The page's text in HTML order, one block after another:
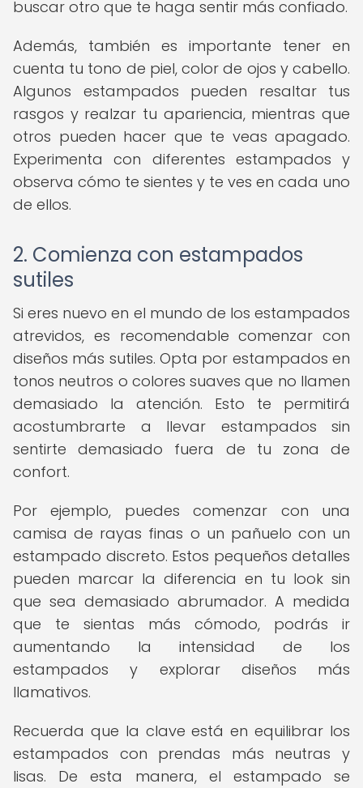
buscar otro que te haga sentir más confiado.
Además, también es importante tener en
cuenta tu tono de piel, color de ojos y cabello.
Algunos estampados pueden resaltar tus
rasgos y realzar tu apariencia, mientras que
otros pueden hacer que te veas apagado.
Experimenta con diferentes estampados y
observa cómo te sientes y te ves en cada uno
de ellos.
2. Comienza con estampados
sutiles
Si eres nuevo en el mundo de los estampados
atrevidos, es recomendable comenzar con
diseños más sutiles. Opta por estampados en
tonos neutros o colores suaves que no llamen
demasiado la atención. Esto te permitirá
acostumbrarte a llevar estampados sin
sentirte demasiado fuera de tu zona de
confort.
Por ejemplo, puedes comenzar con una
camisa de rayas finas o un pañuelo con un
estampado discreto. Estos pequeños detalles
pueden marcar la diferencia en tu look sin
que sea demasiado abrumador. A medida
que te sientas más cómodo, podrás ir
aumentando la intensidad de los
estampados y explorar diseños más
llamativos.
Recuerda que la clave está en equilibrar los
estampados con prendas más neutras y
lisas. De esta manera, el estampado se